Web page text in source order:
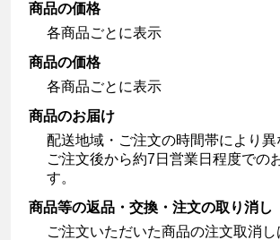
商品の価格
各商品ごとに表示
商品の価格
各商品ごとに表示
商品のお届け
配送地域・ご注文の時間帯により異
ご注文後から約7日営業日程度での
す。
商品等の返品・交換・注文の取り消し
ご注文いただいた商品の注文取消